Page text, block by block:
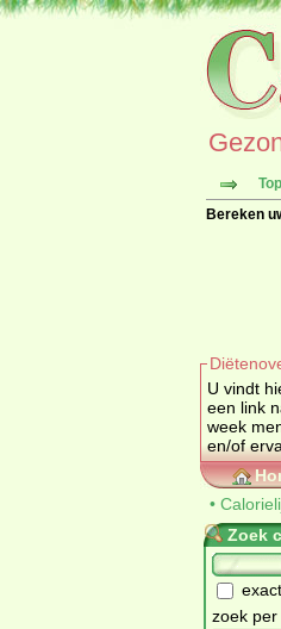
Bereken
U vindt
een link
week
en/
•
Zoek
zoek per